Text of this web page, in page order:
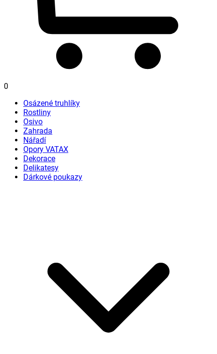
0
Osázené truhlíky
Rostliny
Osivo
Zahrada
Nářadí
Opory VATAX
Dekorace
Delikatesy
Dárkové poukazy